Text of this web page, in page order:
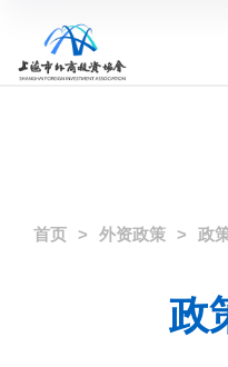
首页 外资政策 政
政